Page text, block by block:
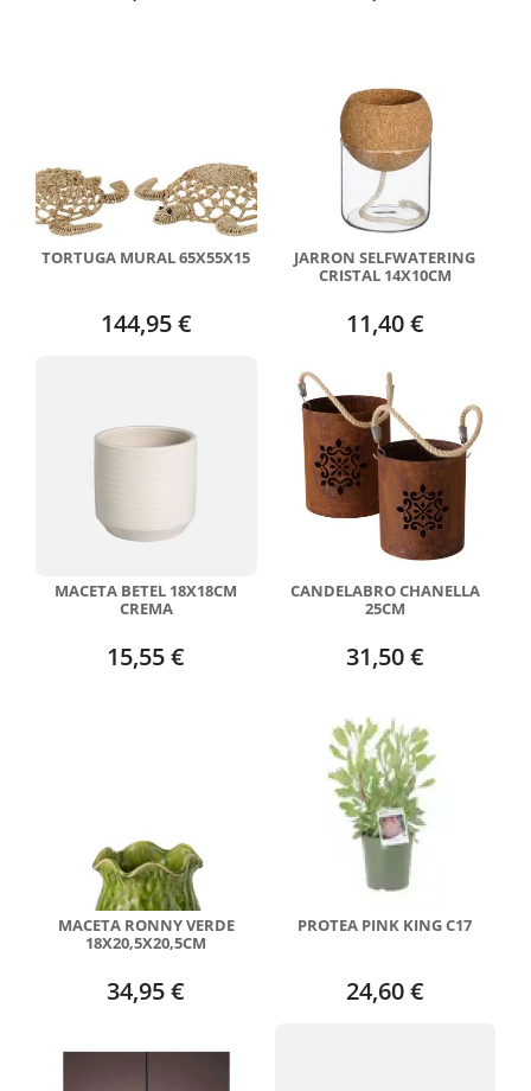
TORTUGA MURAL 65X55X15
144,95 €
JARRON SELFWATERING
CRISTAL 14X10CM
11,40 €
MACETA BETEL 18X18CM
CREMA
15,55 €
CANDELABRO CHANELLA
25CM
31,50 €
MACETA RONNY VERDE
18X20,5X20,5CM
34,95 €
PROTEA PINK KING C17
24,60 €